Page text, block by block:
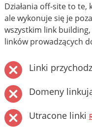
Działania off-site to
ale wykonuje się je
wszystkim link
linków prowadzących
Linki
Domeny
Utracone linki